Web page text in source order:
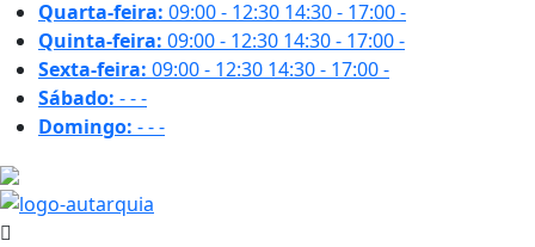
Quarta-feira: 09:00 - 12:30 14:30 - 17:00-
Quinta-feira: 09:00 - 12:30 14:30 - 17:00-
Sexta-feira: 09:00 - 12:30 14:30 - 17:00-
Sábado: ---
Domingo: ---